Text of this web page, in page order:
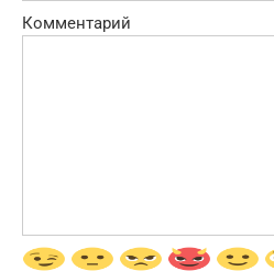
Комментарий